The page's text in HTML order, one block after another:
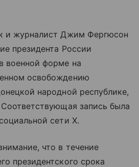
и журналист Джим Фергюсон
президента России
военной форме на
освобождению
народной республике,
запись была
сети X.
что в течение
президентского срока